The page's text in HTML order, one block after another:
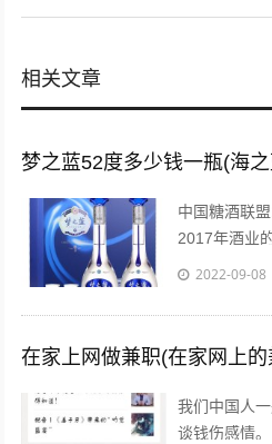
相关文章
梦之蓝52度多少钱一瓶(海
中国糖酒联
2017年酒业
场还是现货
2022-09-08
在家上网做兼职(在家网上的
我们中国人
谈钱伤感情